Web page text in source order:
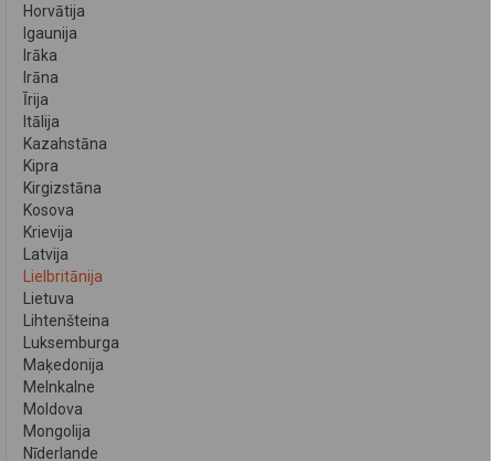
Horvātija
Igaunija
Irāka
Irāna
Īrija
Itālija
Kazahstāna
Kipra
Kirgizstāna
Kosova
Krievija
Latvija
Lielbritānija
Lietuva
Lihtenšteina
Luksemburga
Maķedonija
Melnkalne
Moldova
Mongolija
Nīderlande